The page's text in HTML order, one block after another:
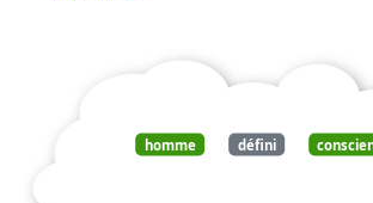
homme défini